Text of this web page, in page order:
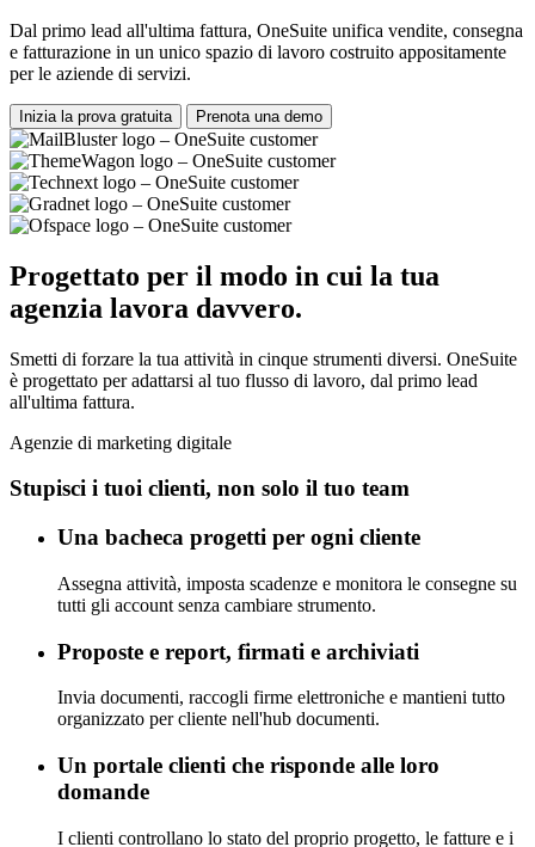
Dal primo lead all'ultima fattura, OneSuite unifica vendite, consegna
e fatturazione in un unico spazio di lavoro costruito appositamente
per le aziende di servizi.
Inizia la prova gratuita Prenota una demo
Progettato per il modo in cui la tua
agenzia lavora davvero.
Smetti di forzare la tua attività in cinque strumenti diversi. OneSuite
è progettato per adattarsi al tuo flusso di lavoro, dal primo lead
all'ultima fattura.
Agenzie di marketing digitale
Stupisci i tuoi clienti, non solo il tuo team
Una bacheca progetti per ogni cliente
Assegna attività, imposta scadenze e monitora le consegne su
tutti gli account senza cambiare strumento.
Proposte e report, firmati e archiviati
Invia documenti, raccogli firme elettroniche e mantieni tutto
organizzato per cliente nell'hub documenti.
Un portale clienti che risponde alle loro
domande
I clienti controllano lo stato del proprio progetto, le fatture e i